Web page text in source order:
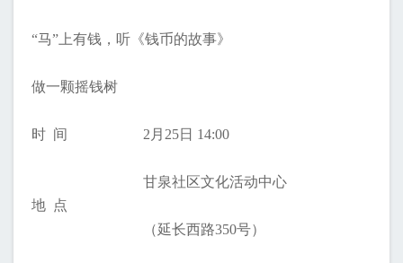
“马”上有钱，听《钱币的故事》
做一颗摇钱树
时 间 2月25日 14:00
地 点
甘泉社区文化活动中心
（延长西路350号）